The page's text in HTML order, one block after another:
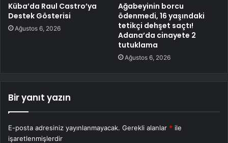
Küba’da Raul Castro’ya
Destek Gösterisi
Ağustos 6, 2026
Ağabeyinin borcu
ödenmedi, 16 yaşındaki
tetikçi dehşet saçtı!
Adana’da cinayete 2
tutuklama
Ağustos 6, 2026
Bir yanıt yazın
E-posta adresiniz yayınlanmayacak. Gerekli alanlar * ile
işaretlenmişlerdir